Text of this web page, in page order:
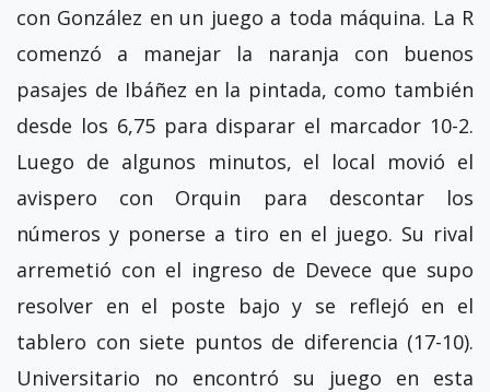
con González en un juego a toda máquina. La R
comenzó a manejar la naranja con buenos
pasajes de Ibáñez en la pintada, como también
desde los 6,75 para disparar el marcador 10-2.
Luego de algunos minutos, el local movió el
avispero con Orquin para descontar los
números y ponerse a tiro en el juego. Su rival
arremetió con el ingreso de Devece que supo
resolver en el poste bajo y se reflejó en el
tablero con siete puntos de diferencia (17-10).
Universitario no encontró su juego en esta